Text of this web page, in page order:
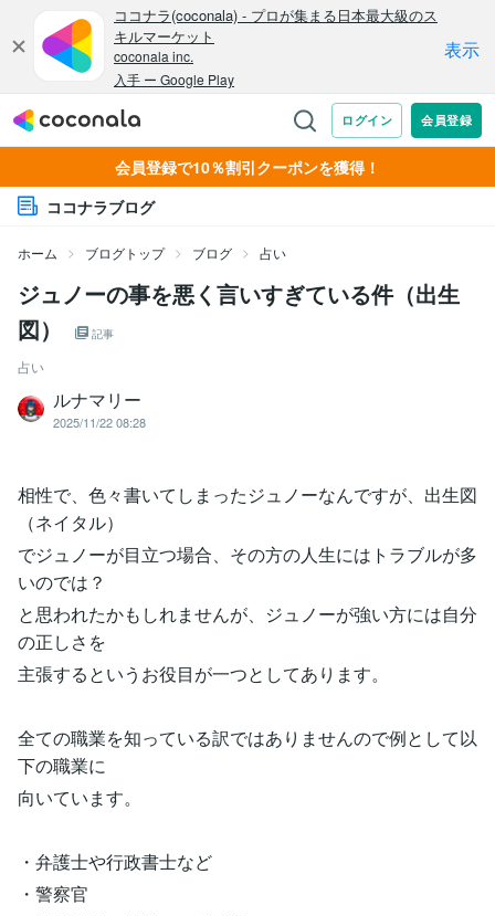
会員登録で10％割引クーポンを獲得！
ココナラブログ
ホーム ブログトップ ブログ 占い
ジュノーの事を悪く言いすぎている件（出生
図）
記事
占い
ルナマリー
2025/11/22 08:28
相性で、色々書いてしまったジュノーなんですが、出生図
（ネイタル）
でジュノーが目立つ場合、その方の人生にはトラブルが多
いのでは？
と思われたかもしれませんが、ジュノーが強い方には自分
の正しさを
主張するというお役目が一つとしてあります。
全ての職業を知っている訳ではありませんので例として以
下の職業に
向いています。
・弁護士や行政書士など
・警察官